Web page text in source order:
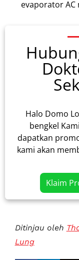
evaporator AC
Halo Domo
bengkel
dapatkan
kami akan
Klaim
Ditinjau oleh
Lung